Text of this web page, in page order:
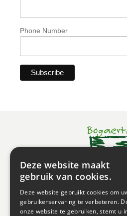
Phone Number
SHOP ONLINE
Deze website maakt
gebruik van cookies.
Deze website gebruikt cookies om
gebruikerservaring te verbeteren.
onze website te gebruiken, stemt u